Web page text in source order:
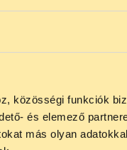
közösségi funkciók
és elemező
más olyan
így mindannyian
jogsegélyünk
jogsegély